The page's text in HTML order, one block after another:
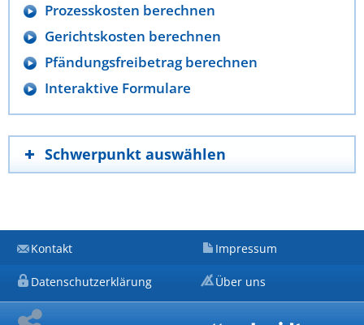
Prozesskosten berechnen
Gerichtskosten berechnen
Pfändungsfreibetrag berechnen
Interaktive Formulare
Schwerpunkt auswählen
Kontakt Impressum
Datenschutzerklärung Über uns